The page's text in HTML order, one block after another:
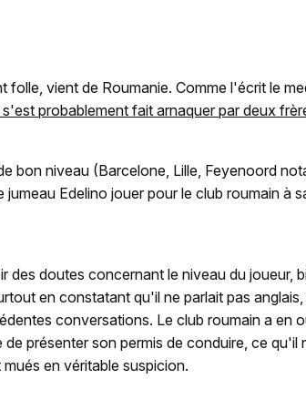
folle, vient de Roumanie. Comme l'écrit le
probablement fait arnaquer par deux
bon niveau (Barcelone, Lille, Feyenoord
Edelino jouer pour le club roumain à
des doutes concernant le niveau du joueur,
en constatant qu'il ne parlait pas
conversations. Le club roumain a en
présenter son permis de conduire, ce qu'il
en véritable suspicion.